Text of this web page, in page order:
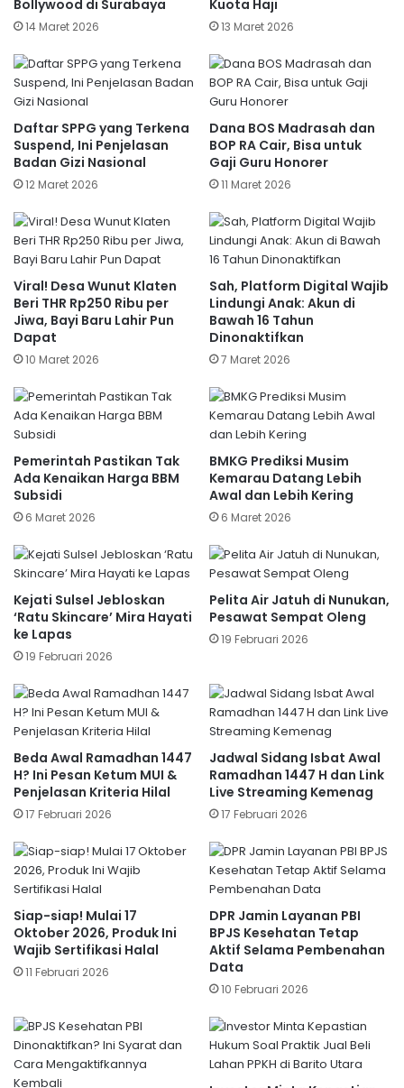
Bollywood di Surabaya
14 Maret 2026
Kuota Haji
13 Maret 2026
Daftar SPPG yang Terkena
Suspend, Ini Penjelasan
Badan Gizi Nasional
12 Maret 2026
Dana BOS Madrasah dan
BOP RA Cair, Bisa untuk
Gaji Guru Honorer
11 Maret 2026
Viral! Desa Wunut Klaten
Beri THR Rp250 Ribu per
Jiwa, Bayi Baru Lahir Pun
Dapat
10 Maret 2026
Sah, Platform Digital Wajib
Lindungi Anak: Akun di
Bawah 16 Tahun
Dinonaktifkan
7 Maret 2026
Pemerintah Pastikan Tak
Ada Kenaikan Harga BBM
Subsidi
6 Maret 2026
BMKG Prediksi Musim
Kemarau Datang Lebih
Awal dan Lebih Kering
6 Maret 2026
Kejati Sulsel Jebloskan
‘Ratu Skincare’ Mira Hayati
ke Lapas
19 Februari 2026
Pelita Air Jatuh di Nunukan,
Pesawat Sempat Oleng
19 Februari 2026
Beda Awal Ramadhan 1447
H? Ini Pesan Ketum MUI &
Penjelasan Kriteria Hilal
17 Februari 2026
Jadwal Sidang Isbat Awal
Ramadhan 1447 H dan Link
Live Streaming Kemenag
17 Februari 2026
Siap-siap! Mulai 17
Oktober 2026, Produk Ini
Wajib Sertifikasi Halal
11 Februari 2026
DPR Jamin Layanan PBI
BPJS Kesehatan Tetap
Aktif Selama Pembenahan
Data
10 Februari 2026